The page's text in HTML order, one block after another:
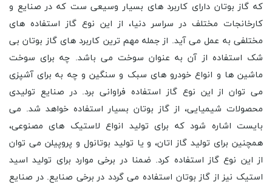
که گاز بوتان دارای کاربرد های بسیار وسیعی ست که در صنایع و
کارخانجات مختلف در سراسر دنیا، از این نوع گاز استفاده های
مختلفی به عمل می آید. از جمله مهم ترین کاربرد های گاز بوتان بی
شک استفاده از آن به عنوان سوخت می باشد. چه برای سوخت
ماشین ها و انواع خودرو های سبک و سنگین و چه به برای آشپزی
می توان از این نوع گاز استفاده فراوانی برد. در صنایع تولیدی
محصولات شیمیایی، از گاز بوتان بسیار استفاده خواهد شد. می
بایست اشاره شود که برای تولید انواع لاستیک های مصنوعی،
همچنین برای تولید گاز اتان، و یا تولید بوتانول و پروپیلن می توان
از این نوع گاز استفاده کرد. ضمنا در برخی موارد برای تولید اسید
استیک نیز از گاز بوتان استفاده می گردد در برخی صنایع. در صنایع